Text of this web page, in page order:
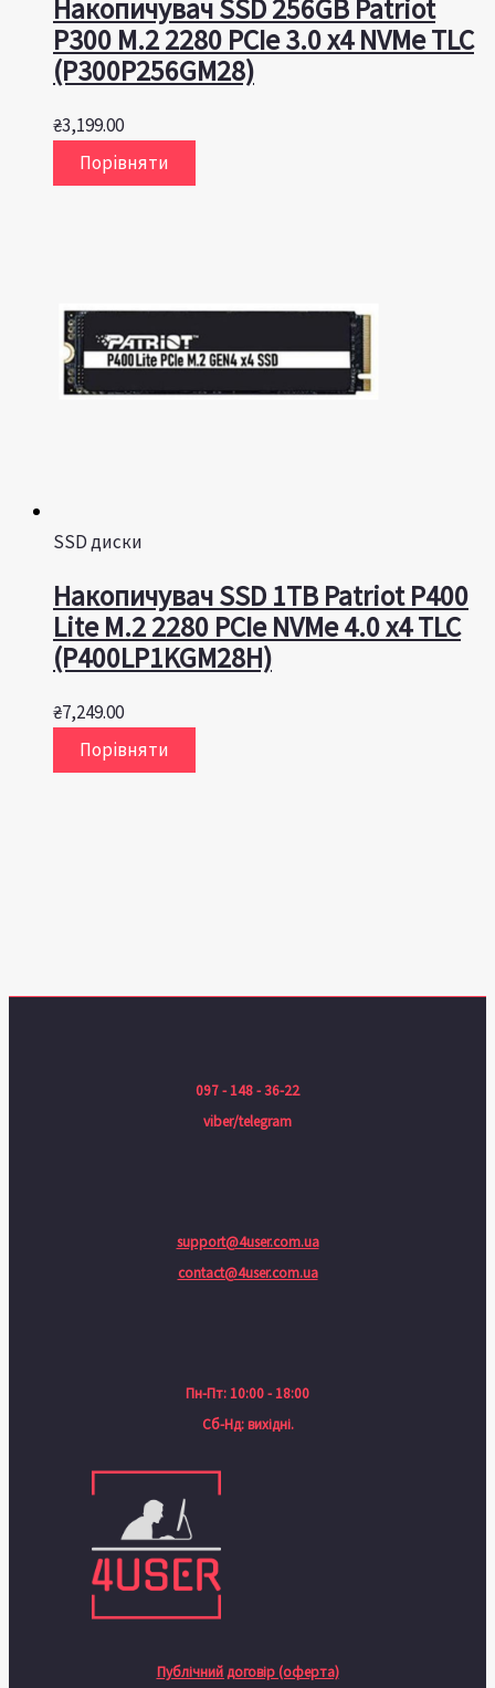
Накопичувач SSD 256GB Patriot
P300 M.2 2280 PCIe 3.0 x4 NVMe TLC
(P300P256GM28)
₴3,199.00
Порівняти
SSD диски
Накопичувач SSD 1TB Patriot P400
Lite M.2 2280 PCIe NVMe 4.0 x4 TLC
(P400LP1KGM28H)
₴7,249.00
Порівняти
097 - 148 - 36-22
viber/telegram
support@4user.com.ua
contact@4user.com.ua
Пн-Пт: 10:00 - 18:00
Сб-Нд: вихідні.
Публічний договір (оферта)